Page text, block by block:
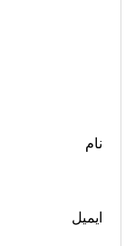
نام
ایمیل